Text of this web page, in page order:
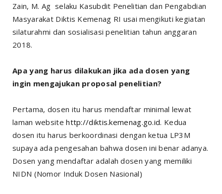
Zain, M. Ag selaku Kasubdit Penelitian dan Pengabdian
Masyarakat Diktis Kemenag RI usai mengikuti kegiatan
silaturahmi dan sosialisasi penelitian tahun anggaran
2018.
Apa yang harus dilakukan jika ada dosen yang
ingin mengajukan proposal penelitian?
Pertama, dosen itu harus mendaftar minimal lewat
laman websitehttp://diktis.kemenag.go.id. Kedua
dosen itu harus berkoordinasi dengan ketua LP3M
supaya ada pengesahan bahwa dosen ini benar adanya.
Dosen yang mendaftar adalah dosen yang memiliki
NIDN (Nomor Induk Dosen Nasional)